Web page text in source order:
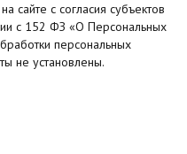
с согласия субъектов
с 152 ФЗ «О Персональных
персональных
не установлены.